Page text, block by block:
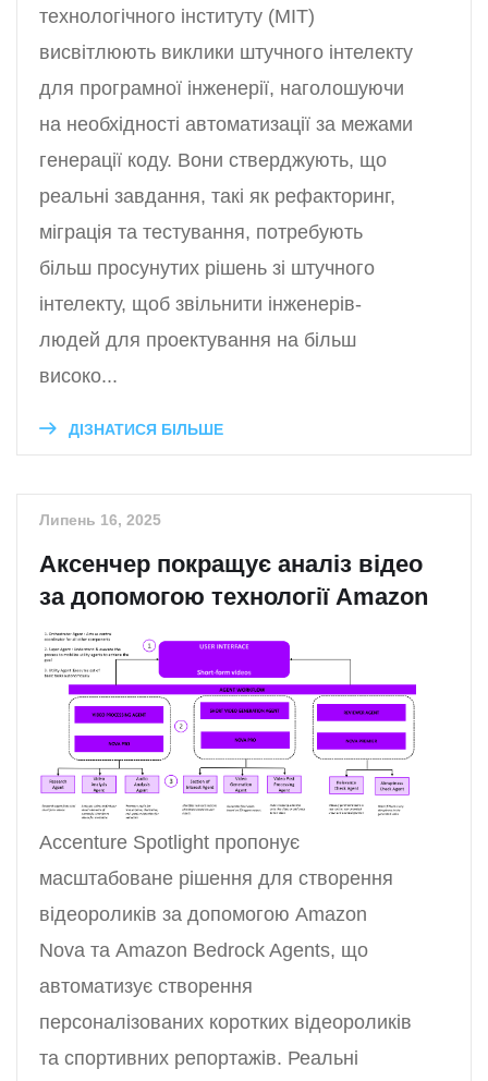
технологічного інституту (MIT)
висвітлюють виклики штучного інтелекту
для програмної інженерії, наголошуючи
на необхідності автоматизації за межами
генерації коду. Вони стверджують, що
реальні завдання, такі як рефакторинг,
міграція та тестування, потребують
більш просунутих рішень зі штучного
інтелекту, щоб звільнити інженерів-
людей для проектування на більш
високо...
ДІЗНАТИСЯ БІЛЬШЕ
Липень 16, 2025
Аксенчер покращує аналіз відео
за допомогою технології Amazon
Accenture Spotlight пропонує
масштабоване рішення для створення
відеороликів за допомогою Amazon
Nova та Amazon Bedrock Agents, що
автоматизує створення
персоналізованих коротких відеороликів
та спортивних репортажів. Реальні